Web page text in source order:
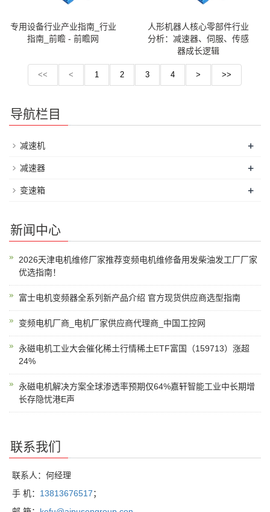
专用设备行业产业指南_行业
指南_前瞻 - 前瞻网
人形机器人核心零部件行业
分析：减速器、伺服、传感
器成长逻辑
<< < 1 2 3 4 > >>
导航栏目
减速机 +
减速器 +
变速箱 +
新闻中心
2026天津电机维修厂家推荐变频电机维修备用发柴油发工厂厂家
优选指南！
富士电机变频器全系列新产品介绍 官方现货供应商选型指南
变频电机厂商_电机厂家供应商代理商_中国工控网
永磁电机工业大会催化稀土行情稀土ETF富国（159713）涨超
24%
永磁电机解决方案全球渗透率预期仅64%嘉轩智能工业中长期增
长存隐忧港E声
联系我们
联系人：何经理
手 机： 13813676517；